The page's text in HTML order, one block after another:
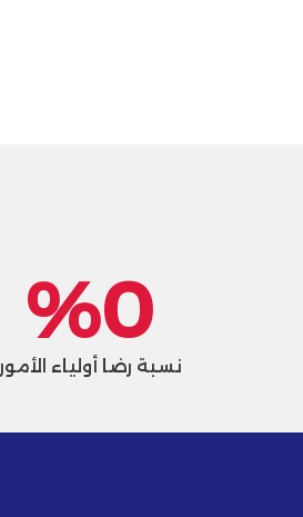
نسبة رضا أولياء الأمور
0
%